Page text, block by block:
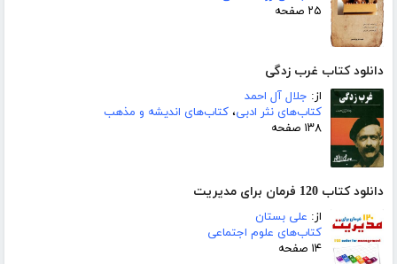
۲۵ صفحه
دانلود کتاب غرب زدگی
از: جلال آل احمد
کتاب‌های نثر ادبی، کتاب‌های اندیشه و مذهب
۱۳۸ صفحه
دانلود کتاب 120 فرمان برای مدیریت
از: علی بستان
کتاب‌های علوم اجتماعی
۱۴ صفحه